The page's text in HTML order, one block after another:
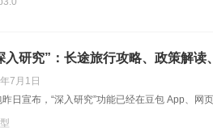
入研究”：长途旅行攻略、政策解读
7月1日
日宣布，“深入研究”功能已经在豆包 App、网